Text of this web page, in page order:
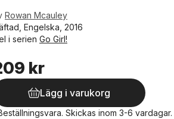
Rowan Mcauley
Engelska, 2016
i serien Go Girl!
kr
Lägg i varukorg
Skickas inom 3-6 vardagar.